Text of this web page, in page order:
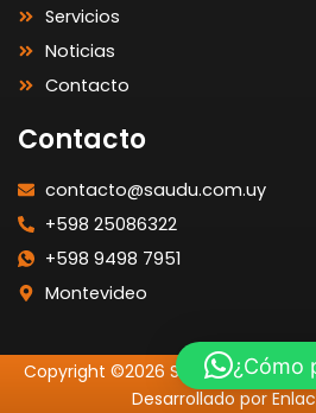
Servicios
Noticias
Contacto
Contacto
contacto@saudu.com.uy
+598 25086322
+598 9498 7951
Montevideo
Copyright ©2026 SAUDU | Todos
Desarrollado por
¿Cómo